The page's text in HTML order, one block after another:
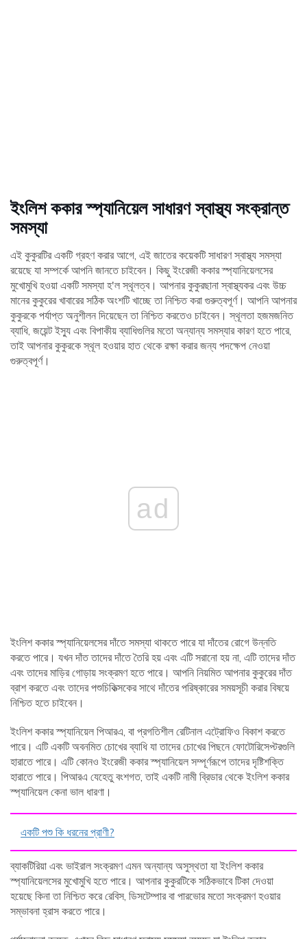
ইংলিশ ককার স্প্যানিয়েল সাধারণ স্বাস্থ্য সংক্রান্ত
সমস্যা
এই কুকুরটির একটি গ্রহণ করার আগে, এই জাতের কয়েকটি সাধারণ স্বাস্থ্য সমস্যা
রয়েছে যা সম্পর্কে আপনি জানতে চাইবেন। কিছু ইংরেজী ককার স্প্যানিয়েলসের
মুখোমুখি হওয়া একটি সমস্যা হ'ল স্থূলত্ব। আপনার কুকুরছানা স্বাস্থ্যকর এবং উচ্চ
মানের কুকুরের খাবারের সঠিক অংশটি খাচ্ছে তা নিশ্চিত করা গুরুত্বপূর্ণ। আপনি আপনার
কুকুরকে পর্যাপ্ত অনুশীলন দিয়েছেন তা নিশ্চিত করতেও চাইবেন। স্থূলতা হজমজনিত
ব্যাধি, জয়েন্ট ইস্যু এবং বিপাকীয় ব্যাধিগুলির মতো অন্যান্য সমস্যার কারণ হতে পারে,
তাই আপনার কুকুরকে স্থূল হওয়ার হাত থেকে রক্ষা করার জন্য পদক্ষেপ নেওয়া
গুরুত্বপূর্ণ।
ad
ইংলিশ ককার স্প্যানিয়েলসের দাঁতে সমস্যা থাকতে পারে যা দাঁতের রোগে উন্নতি
করতে পারে। যখন দাঁত তাদের দাঁতে তৈরি হয় এবং এটি সরানো হয় না, এটি তাদের দাঁত
এবং তাদের মাড়ির গোড়ায় সংক্রমণ হতে পারে। আপনি নিয়মিত আপনার কুকুরের দাঁত
ব্রাশ করতে এবং তাদের পশুচিকিত্সকের সাথে দাঁতের পরিষ্কারের সময়সূচী করার বিষয়ে
নিশ্চিত হতে চাইবেন।
ইংলিশ ককার স্প্যানিয়েল পিআরএ, বা প্রগতিশীল রেটিনাল এট্রোফিও বিকাশ করতে
পারে। এটি একটি অবনমিত চোখের ব্যাধি যা তাদের চোখের পিছনে ফোটোরিসেপ্টরগুলি
হারাতে পারে। এটি কোনও ইংরেজী ককার স্প্যানিয়েল সম্পূর্ণরূপে তাদের দৃষ্টিশক্তি
হারাতে পারে। পিআরএ যেহেতু বংশগত, তাই একটি নামী ব্রিডার থেকে ইংলিশ ককার
স্প্যানিয়েল কেনা ভাল ধারণা।
একটি পশু কি ধরনের প্রাণী?
ব্যাকটিরিয়া এবং ভাইরাল সংক্রমণ এমন অন্যান্য অসুস্থতা যা ইংলিশ ককার
স্প্যানিয়েলসের মুখোমুখি হতে পারে। আপনার কুকুরটিকে সঠিকভাবে টিকা দেওয়া
হয়েছে কিনা তা নিশ্চিত করে রেবিস, ডিসটেম্পার বা পারভোর মতো সংক্রমণ হওয়ার
সম্ভাবনা হ্রাস করতে পারে।